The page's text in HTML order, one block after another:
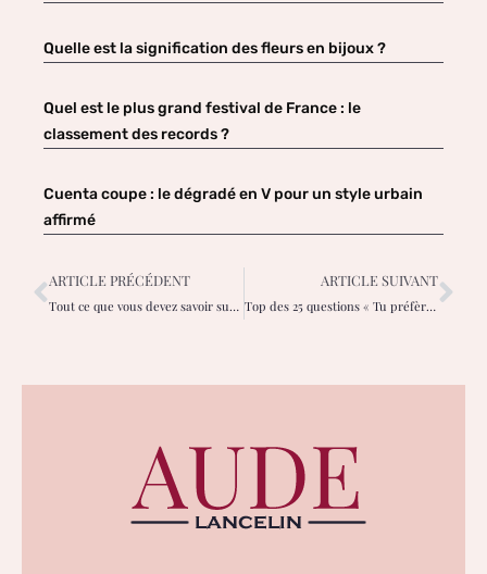
Quelle est la signification des fleurs en bijoux ?
Quel est le plus grand festival de France : le
classement des records ?
Cuenta coupe : le dégradé en V pour un style urbain
affirmé
ARTICLE PRÉCÉDENT
Tout ce que vous devez savoir sur le contouring cheveux
ARTICLE SUIVANT
Top des 25 questions « Tu préfères » !